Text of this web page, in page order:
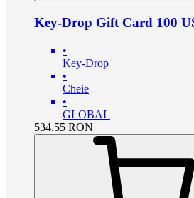
Key-Drop Gift Card 100
•
Key-Drop
•
Cheie
•
GLOBAL
534.55 RON